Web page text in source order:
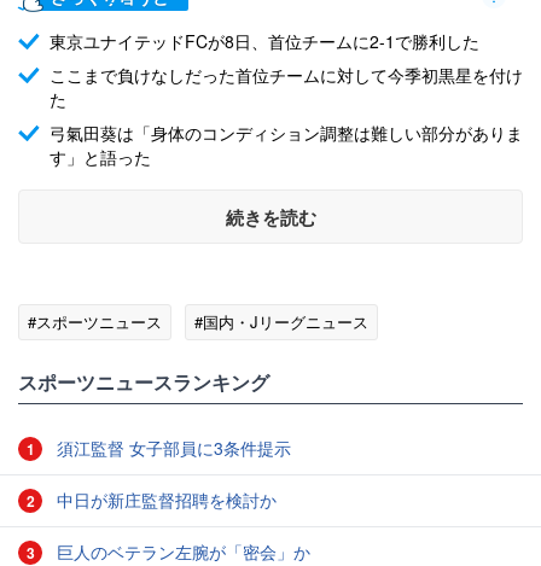
東京ユナイテッドFCが8日、首位チームに2-1で勝利した
ここまで負けなしだった首位チームに対して今季初黒星を付け
た
弓氣田葵は「身体のコンディション調整は難しい部分がありま
す」と語った
続きを読む
#スポーツニュース #国内・Jリーグニュース
スポーツニュースランキング
1 須江監督 女子部員に3条件提示
2 中日が新庄監督招聘を検討か
3 巨人のベテラン左腕が「密会」か